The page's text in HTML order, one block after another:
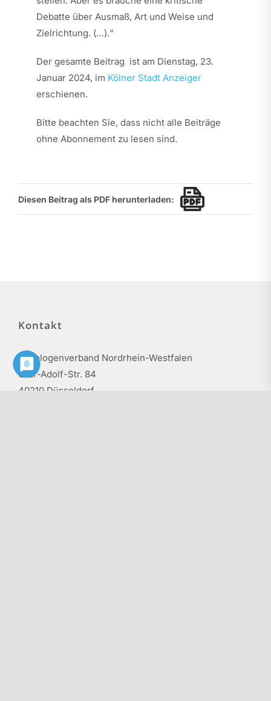
Debatte über Ausmaß, Art und Weise und
Zielrichtung. (…).“
Der gesamte Beitrag ist am Dienstag, 23.
Januar 2024, im Kölner Stadt Anzeiger
erschienen.
Bitte beachten Sie, dass nicht alle Beiträge
ohne Abonnement zu lesen sind.
Diesen Beitrag als PDF herunterladen:
Kontakt
Philologenverband Nordrhein-Westfalen
Graf-Adolf-Str. 84
40210 Düsseldorf